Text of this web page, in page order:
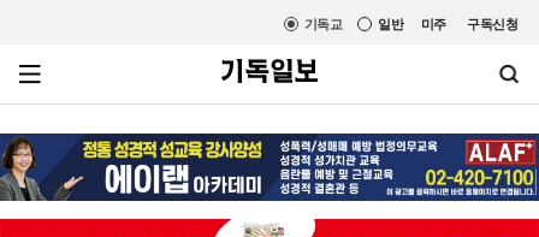
미주 구독신청
일반
기독교